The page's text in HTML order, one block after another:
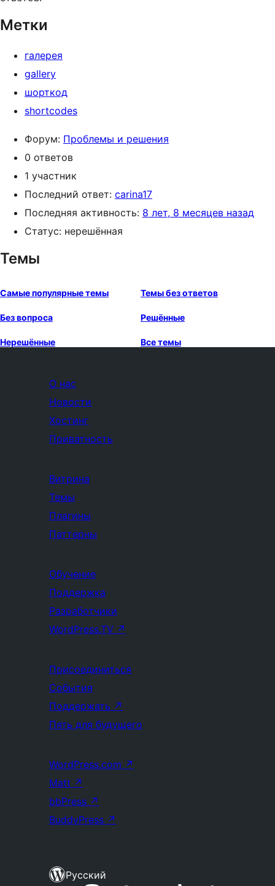
Метки
галерея
gallery
шорткод
shortcodes
Форум: Проблемы и решения
0 ответов
1 участник
Последний ответ: carina17
Последняя активность: 8 лет, 8 месяцев назад
Статус: нерешённая
Темы
Самые популярные темы Темы без ответов
Без вопроса Решённые
Нерешённые Все темы
О нас
Новости
Хостинг
Приватность
Витрина
Темы
Плагины
Паттерны
Обучение
Поддержка
Разработчики
WordPress.TV ↗
Присоединиться
События
Поддержать ↗
Пять для будущего
WordPress.com ↗
Matt ↗
bbPress ↗
BuddyPress ↗
Русский